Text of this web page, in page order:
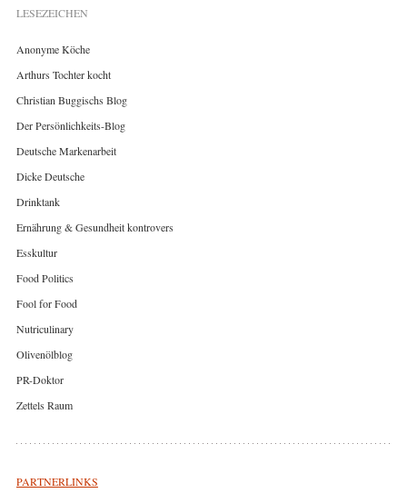
LESEZEICHEN
Anonyme Köche
Arthurs Tochter kocht
Christian Buggischs Blog
Der Persönlichkeits-Blog
Deutsche Markenarbeit
Dicke Deutsche
Drinktank
Ernährung & Gesundheit kontrovers
Esskultur
Food Politics
Fool for Food
Nutriculinary
Olivenölblog
PR-Doktor
Zettels Raum
PARTNERLINKS